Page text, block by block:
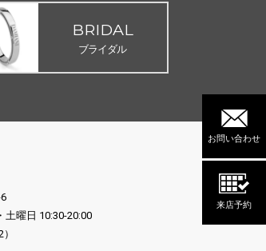
お問い合わせ
来店予約
BRIDAL
ブライダル
土曜日 10:30-20:00